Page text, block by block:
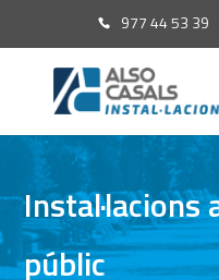
977 44 53 39
públic